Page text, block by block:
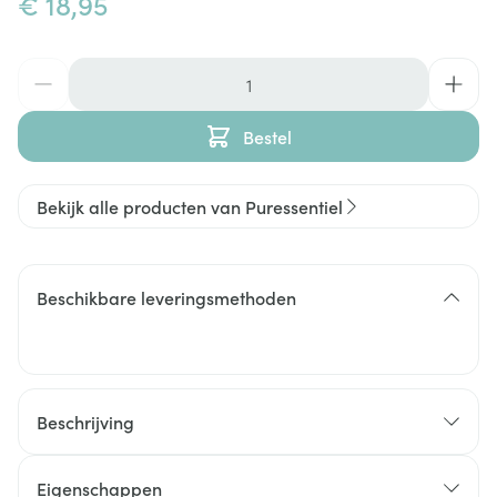
Bestel
Bekijk alle producten van Puressentiel
Beschikbare leveringsmethoden
Beschrijving
Eigenschappen